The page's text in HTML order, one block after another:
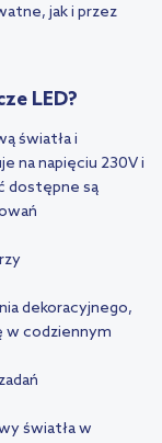
jak i przez
LED?
światła i
na napięciu 230V i
dostępne są
dekoracyjnego,
w codziennym
światła w